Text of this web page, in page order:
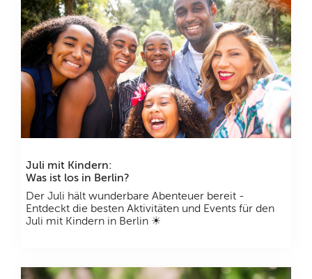
Juli mit Kindern:
Was ist los in Berlin?
Der Juli hält wunderbare Abenteuer bereit -
Entdeckt die besten Aktivitäten und Events für den
Juli mit Kindern in Berlin ☀